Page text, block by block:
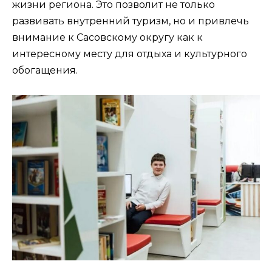
жизни региона. Это позволит не только
развивать внутренний туризм, но и привлечь
внимание к Сасовскому округу как к
интересному месту для отдыха и культурного
обогащения.